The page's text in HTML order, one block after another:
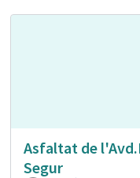
Asfaltat de
Segur